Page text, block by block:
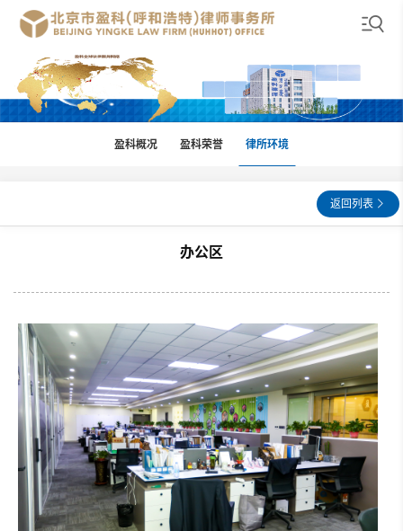
盈科概况 盈科荣誉 律所环境
返回列表
办公区